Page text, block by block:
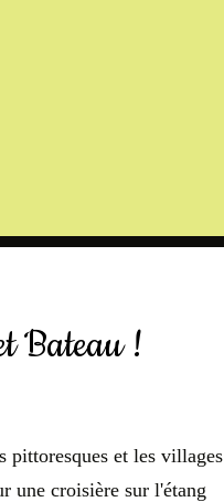
Bateau !
pittoresques et les villages
une croisière sur l'étang